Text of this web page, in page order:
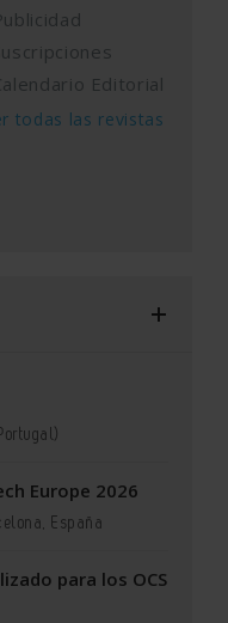
Editorial
todas las revistas
Europe 2026
España
para los OCS